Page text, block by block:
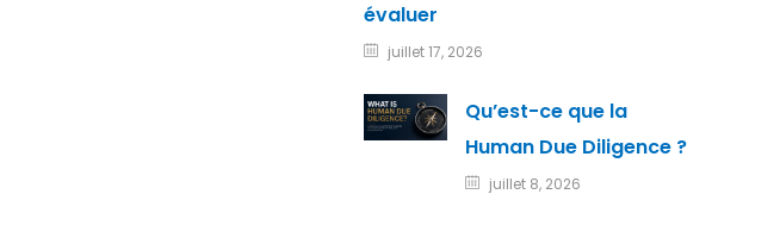
évaluer
juillet 17, 2026
Qu’est-ce que la
Human Due Diligence ?
juillet 8, 2026